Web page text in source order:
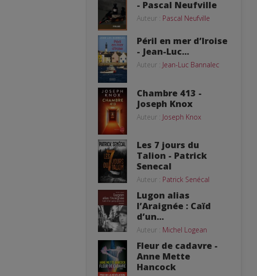
- Pascal Neufville
Auteur : Pascal Neufville
Péril en mer d’Iroise
- Jean-Luc...
Auteur : Jean-Luc Bannalec
Chambre 413 -
Joseph Knox
Auteur : Joseph Knox
Les 7 jours du
Talion - Patrick
Senecal
Auteur : Patrick Senécal
Lugon alias
l’Araignée : Caïd
d’un...
Auteur : Michel Logean
Fleur de cadavre -
Anne Mette
Hancock